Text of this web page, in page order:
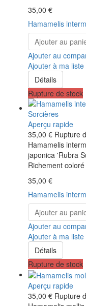
35,00 €
Hamamelis
Ajouter au
Ajouter au
Ajouter à ma
Détails
Rupture de stock
Aperçu rapide
35,00 € Rupture
Hamamelis
japonica 'Rubra
Richement
35,00 €
Hamamelis
Ajouter au
Ajouter au
Ajouter à ma
Détails
Rupture de stock
Aperçu rapide
35,00 € Rupture